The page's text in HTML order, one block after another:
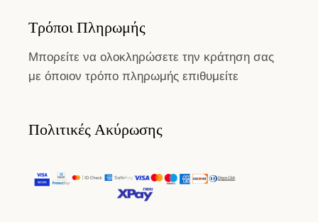
Τρόποι Πληρωμής
Μπορείτε να ολοκληρώσετε την κράτηση σας
με όποιον τρόπο πληρωμής επιθυμείτε
Πολιτικές Ακύρωσης